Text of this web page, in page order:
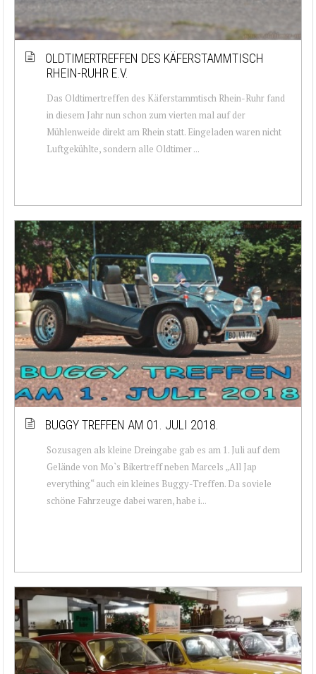
OLDTIMERTREFFEN DES KÄFERSTAMMTISCH
RHEIN-RUHR E.V.
Das Oldtimertreffen des Käferstammtisch Rhein-Ruhr fand
in diesem Jahr nun schon zum vierten mal auf der
Mühlenweide direkt am Rhein statt. Eingeladen waren nicht
Luftgekühlte, sondern alle Oldtimer ...
BUGGY TREFFEN AM 01. JULI 2018.
Sozusagen als kleine Dreingabe gab es am 1. Juli auf dem
Gelände von Mo`s Bikertreff neben Marcels „All Jap
everything“ auch ein kleines Buggy-Treffen. Da soviele
schöne Fahrzeuge dabei waren, habe i...